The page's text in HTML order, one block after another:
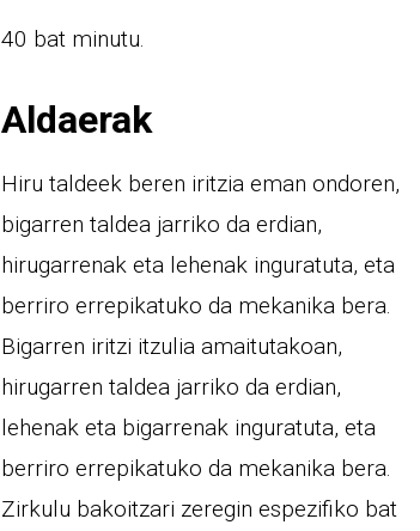
40 bat minutu.
Aldaerak
Hiru taldeek beren iritzia eman ondoren,
bigarren taldea jarriko da erdian,
hirugarrenak eta lehenak inguratuta, eta
berriro errepikatuko da mekanika bera.
Bigarren iritzi itzulia amaitutakoan,
hirugarren taldea jarriko da erdian,
lehenak eta bigarrenak inguratuta, eta
berriro errepikatuko da mekanika bera.
Zirkulu bakoitzari zeregin espezifiko bat